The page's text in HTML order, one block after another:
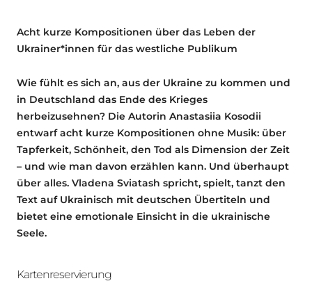
Acht kurze Kompositionen über das Leben der
Ukrainer*innen für das westliche Publikum
Wie fühlt es sich an, aus der Ukraine zu kommen und
in Deutschland das Ende des Krieges
herbeizusehnen? Die Autorin Anastasiia Kosodii
entwarf acht kurze Kompositionen ohne Musik: über
Tapferkeit, Schönheit, den Tod als Dimension der Zeit
– und wie man davon erzählen kann. Und überhaupt
über alles. Vladena Sviatash spricht, spielt, tanzt den
Text auf Ukrainisch mit deutschen Übertiteln und
bietet eine emotionale Einsicht in die ukrainische
Seele.
Kartenreservierung